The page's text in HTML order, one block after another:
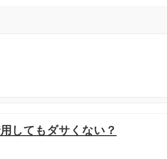
してもダサくない？